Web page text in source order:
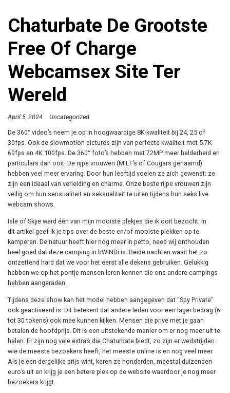
Chaturbate De Grootste
Free Of Charge
Webcamsex Site Ter
Wereld
April 5, 2024
Uncategorized
De 360° video’s neem je op in hoogwaardige 8K-kwaliteit bij 24, 25 of
30fps. Ook de slowmotion pictures zijn van perfecte kwaliteit met 5.7K
60fps en 4K 100fps. De 360° foto’s hebben met 72MP meer helderheid en
particulars dan ooit. De rijpe vrouwen (MILF’s of Cougars genaamd)
hebben veel meer ervaring. Door hun leeftijd voelen ze zich gewenst; ze
zijn een ideaal van verleiding en charme. Onze beste rijpe vrouwen zijn
veilig om hun sensualiteit en seksualiteit te uiten tijdens hun seks live
webcam shows.
Isle of Skye werd één van mijn mooiste plekjes die ik ooit bezocht. In
dit artikel geef ik je tips over de beste en/of mooiste plekken op te
kamperen. De natuur heeft hier nog meer in petto, need wij onthouden
heel goed dat deze camping in bWINDi is. Beide nachten waait het zo
ontzettend hard dat we voor het eerst alle dekens gebruiken. Gelukkig
hebben we op het pontje mensen leren kennen die ons andere campings
hebben aangeraden.
Tijdens deze show kan het model hebben aangegeven dat “Spy Private”
ook geactiveerd is. Dit betekent dat andere leden voor een lager bedrag (6
tot 30 tokens) ook mee kunnen kijken. Mensen die prive met je gaan
betalen de hoofdprijs. Dit is een uitstekende manier om er nog meer uit te
halen. Er zijn nog vele extra’s die Chaturbate biedt, zo zijn er wedstrijden
wie de meeste bezoekers heeft, het meeste online is en nog veel meer.
Als je een dergelijke prijs wint, keren ze honderden, meestal duizenden
euro’s uit en krijg je een betere plek op de website waardoor je nog meer
bezoekers krijgt.